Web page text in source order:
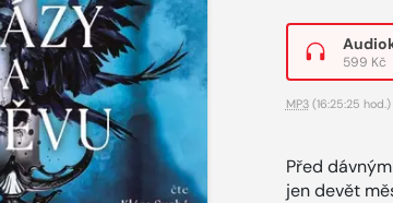
599 Kč
MP3(16:25:25 hod.)
Před
jen devět